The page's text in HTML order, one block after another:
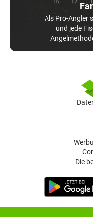
Als Pro-Angler
und jede
Die